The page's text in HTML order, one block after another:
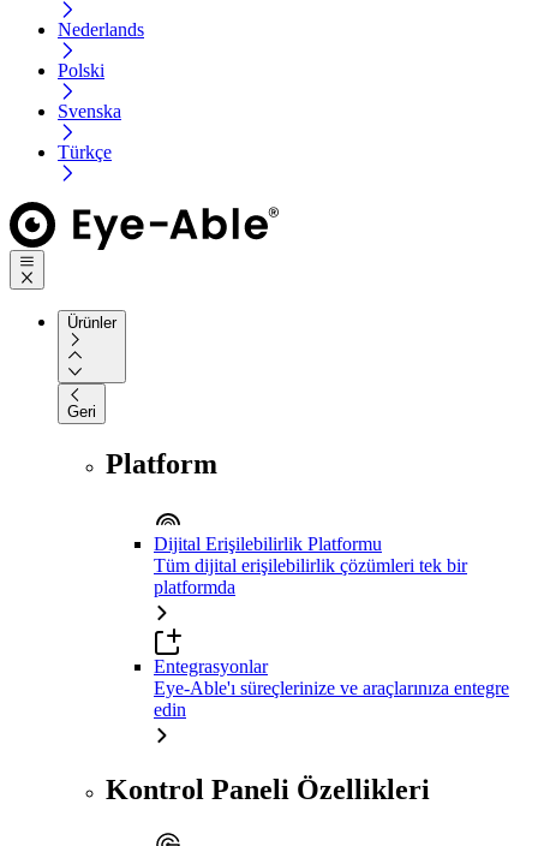
Nederlands
Polski
Svenska
Türkçe
Ürünler
Geri
Platform
Dijital Erişilebilirlik Platformu
Tüm dijital erişilebilirlik çözümleri tek bir
platformda
Entegrasyonlar
Eye-Able'ı süreçlerinize ve araçlarınıza entegre
edin
Kontrol Paneli Özellikleri